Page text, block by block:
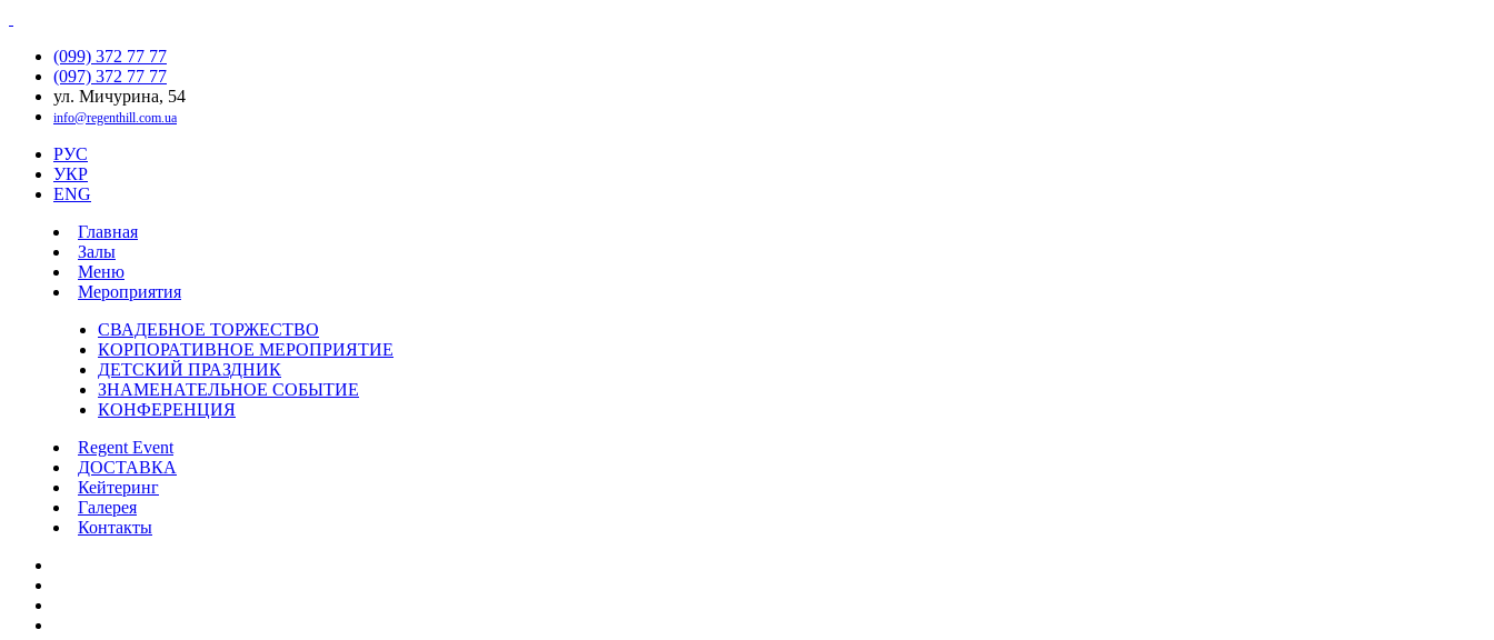
(099) 372 77 77
(097) 372 77 77
ул. Мичурина, 54
info@regenthill.com.ua
РУС
УКР
ENG
Главная
Залы
Меню
Мероприятия
СВАДЕБНОЕ ТОРЖЕСТВО
КОРПОРАТИВНОЕ МЕРОПРИЯТИЕ
ДЕТСКИЙ ПРАЗДНИК
ЗНАМЕНАТЕЛЬНОЕ СОБЫТИЕ
КОНФЕРЕНЦИЯ
Regent Event
ДОСТАВКА
Кейтеринг
Галерея
Контакты